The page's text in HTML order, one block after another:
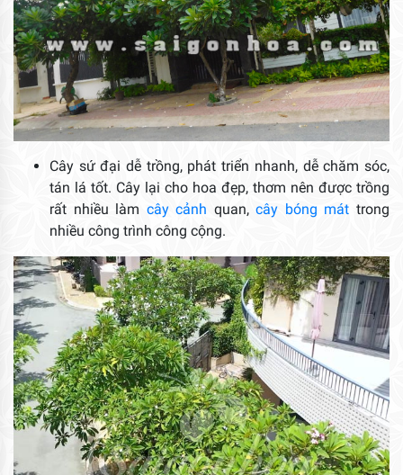
Cây sứ đại dễ trồng, phát triển nhanh, dễ chăm sóc,
tán lá tốt. Cây lại cho hoa đẹp, thơm nên được trồng
rất nhiều làm cây cảnh quan,cây bóng mát trong
nhiều công trình công cộng.